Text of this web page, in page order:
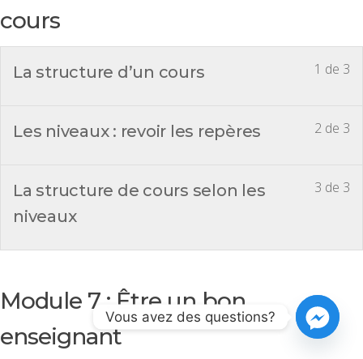
cours
1 de 3
La structure d’un cours
2 de 3
Les niveaux : revoir les repères
3 de 3
La structure de cours selon les
niveaux
Module 7 : Être un bon
enseignant
Vous avez des questions?